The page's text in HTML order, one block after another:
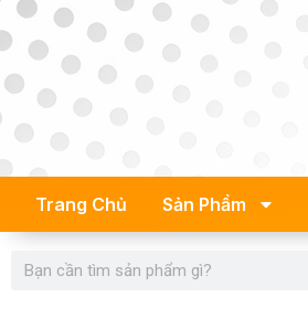
Skip
to
content
Trang Chủ Sản Phẩm
Search